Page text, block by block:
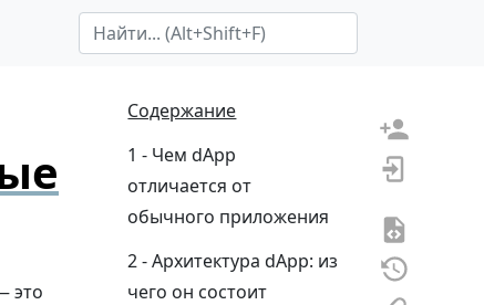
Search Term
Содержание
Чем dApp
отличается от
обычного приложения
Архитектура dApp: из
чего он состоит
это